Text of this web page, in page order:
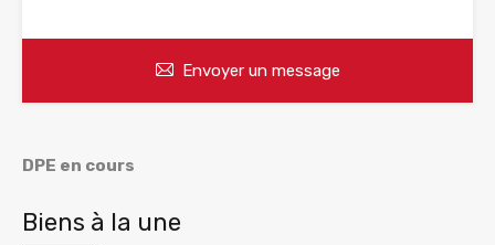
Envoyer un message
DPE en cours
Biens à la une